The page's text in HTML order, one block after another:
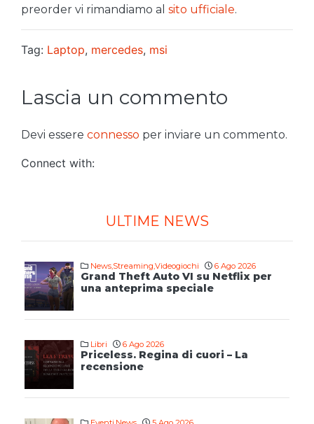
preorder vi rimandiamo al sito ufficiale.
Tag: Laptop, mercedes, msi
Lascia un commento
Devi essere connesso per inviare un commento.
Connect with:
ULTIME NEWS
News Streaming Videogiochi 6 Ago 2026
Grand Theft Auto VI su Netflix per
una anteprima speciale
Libri 6 Ago 2026
Priceless. Regina di cuori – La
recensione